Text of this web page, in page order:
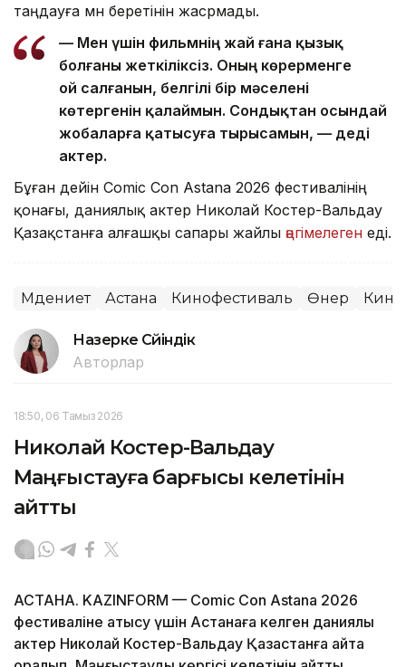
таңдауға мән беретінін жасрмады.
— Мен үшін фильмнің жай ғана қызық
болғаны жеткіліксіз. Оның көрерменге
ой салғанын, белгілі бір мәселені
көтергенін қалаймын. Сондықтан осындай
жобаларға қатысуға тырысамын, — деді
актер.
Бұған дейін Comic Con Astana 2026 фестивалінің
қонағы, даниялық актер Николай Костер-Вальдау
Қазақстанға алғашқы сапары жайлы әңгімелеген еді.
Мәдениет Астана Кинофестиваль Өнер Кино
Назерке Сүйіндік
Авторлар
18:50, 06 Тамыз 2026
Николай Костер-Вальдау
Маңғыстауға барғысы келетінін
айтты
АСТАНА. KAZINFORM — Comic Con Astana 2026
фестиваліне қатысу үшін Астанаға келген даниялық
актер Николай Костер-Вальдау Қазақстанға қайта